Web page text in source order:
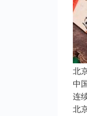
北
中
连
北